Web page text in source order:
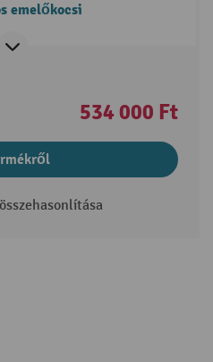
emelőkocsi
534 000 Ft